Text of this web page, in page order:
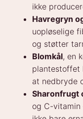
ikke
Havregryn
uopløselige
og støtter
Blomkål, en
plantestoffet
at nedbryde
Sharonfrugt
og C-vitamin